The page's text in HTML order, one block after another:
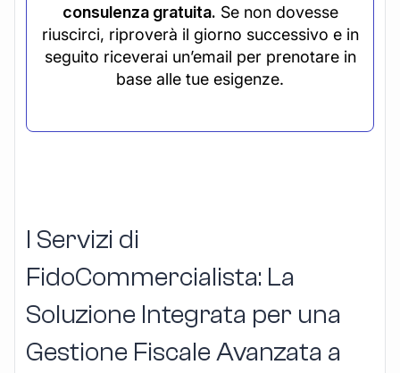
consulenza gratuita. Se non dovesse
riuscirci, riproverà il giorno successivo e in
seguito riceverai un’email per prenotare in
base alle tue esigenze.
I Servizi di
FidoCommercialista: La
Soluzione Integrata per una
Gestione Fiscale Avanzata a